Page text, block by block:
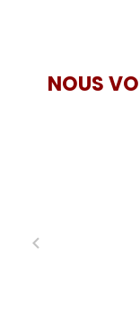
NOUS